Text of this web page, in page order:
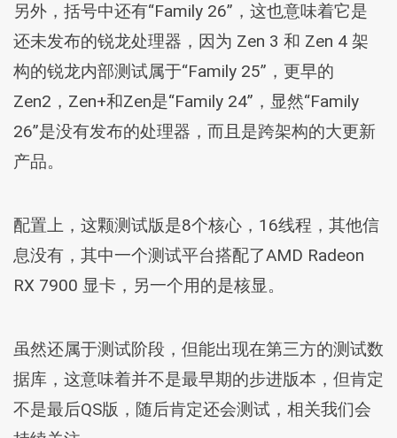
另外，括号中还有“Family 26”，这也意味着它是
还未发布的锐龙处理器，因为 Zen 3 和 Zen 4 架
构的锐龙内部测试属于“Family 25”，更早的
Zen2，Zen+和Zen是“Family 24”，显然“Family
26”是没有发布的处理器，而且是跨架构的大更新
产品。
配置上，这颗测试版是8个核心，16线程，其他信
息没有，其中一个测试平台搭配了AMD Radeon
RX 7900 显卡，另一个用的是核显。
虽然还属于测试阶段，但能出现在第三方的测试数
据库，这意味着并不是最早期的步进版本，但肯定
不是最后QS版，随后肯定还会测试，相关我们会